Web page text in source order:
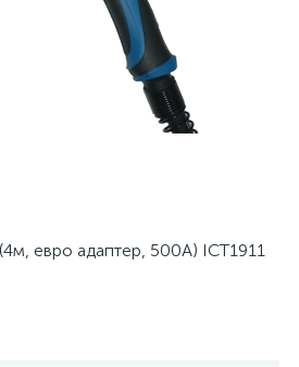
евро адаптер, 500А) ICT1911